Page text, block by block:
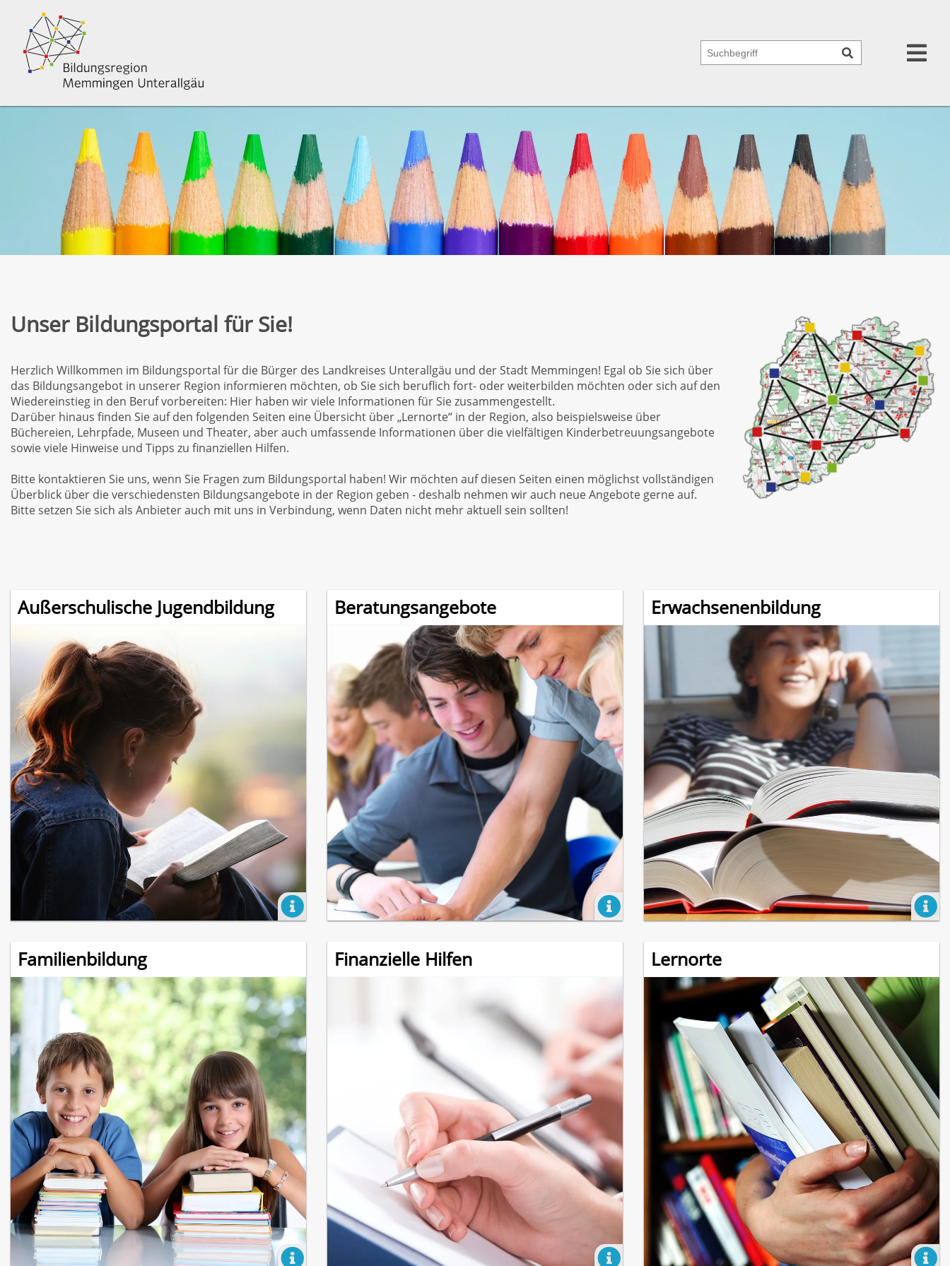
Unser Bildungsportal für Sie!
Herzlich Willkommen im Bildungsportal für die Bürger des Landkreises Unterallgäu und der Stadt Memmingen! Egal ob Sie sich über
das Bildungsangebot in unserer Region informieren möchten, ob Sie sich beruflich fort- oder weiterbilden möchten oder sich auf den
Wiedereinstieg in den Beruf vorbereiten: Hier haben wir viele Informationen für Sie zusammengestellt.
Darüber hinaus finden Sie auf den folgenden Seiten eine Übersicht über „Lernorte“ in der Region, also beispielsweise über
Büchereien, Lehrpfade, Museen und Theater, aber auch umfassende Informationen über die vielfältigen Kinderbetreuungsangebote
sowie viele Hinweise und Tipps zu finanziellen Hilfen.
Bitte kontaktieren Sie uns, wenn Sie Fragen zum Bildungsportal haben! Wir möchten auf diesen Seiten einen möglichst vollständigen
Überblick über die verschiedensten Bildungsangebote in der Region geben - deshalb nehmen wir auch neue Angebote gerne auf.
Bitte setzen Sie sich als Anbieter auch mit uns in Verbindung, wenn Daten nicht mehr aktuell sein sollten!
Außerschulische Jugendbildung
anderen Orten findet Bildung statt. Für Kinder und
Jugendliche gibt es dabei im Landkreis Unterallgäu und
in der Stadt Memmingen die unterschiedlichsten
Möglichkeiten: Zahlreiche Anbieter in der Jugendarbeit,
Jugendverbände, Jugendzentren und die kommunale
Jugendpflege bieten eine Vielzahl an Aktivitäten und
Angeboten der außerschulischen Jugendbildung.
mehr erfahren
Beratungsangebote
Weiterbildung oder Wiedereinstieg: In der
und beruflichen Bildung gibt es eine derart
Vielzahl an Möglichkeiten und Angeboten,
fundierte Beratung sehr hilfreich sein kann.
Seite haben wir für Sie die
unserer Region zusammengetragen. Diese
schulischen Anliegen, über Angebote der
Studienorientierung bis hin zu
Wiedereinstieg.
mehr erfahren
Erwachsenenbildung
Familienbildung Finanzielle Hilfen Lernorte